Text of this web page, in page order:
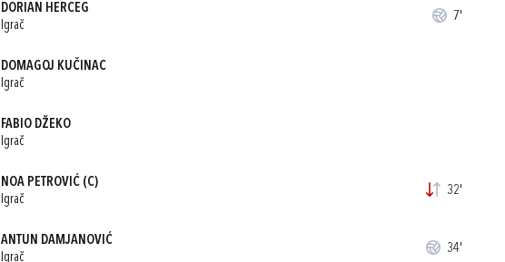
DORIAN HERCEG
Igrač
7'
DOMAGOJ KUČINAC
Igrač
FABIO DŽEKO
Igrač
NOA PETROVIĆ(C)
Igrač
32'
ANTUN DAMJANOVIĆ
Igrač
34'